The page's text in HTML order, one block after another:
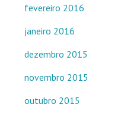
fevereiro 2016
janeiro 2016
dezembro 2015
novembro 2015
outubro 2015